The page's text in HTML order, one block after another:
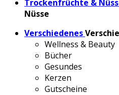
Trockenfrüchte &
Nüsse
Verschiedenes
Wellness & Beauty
Bücher
Gesundes
Kerzen
Gutscheine